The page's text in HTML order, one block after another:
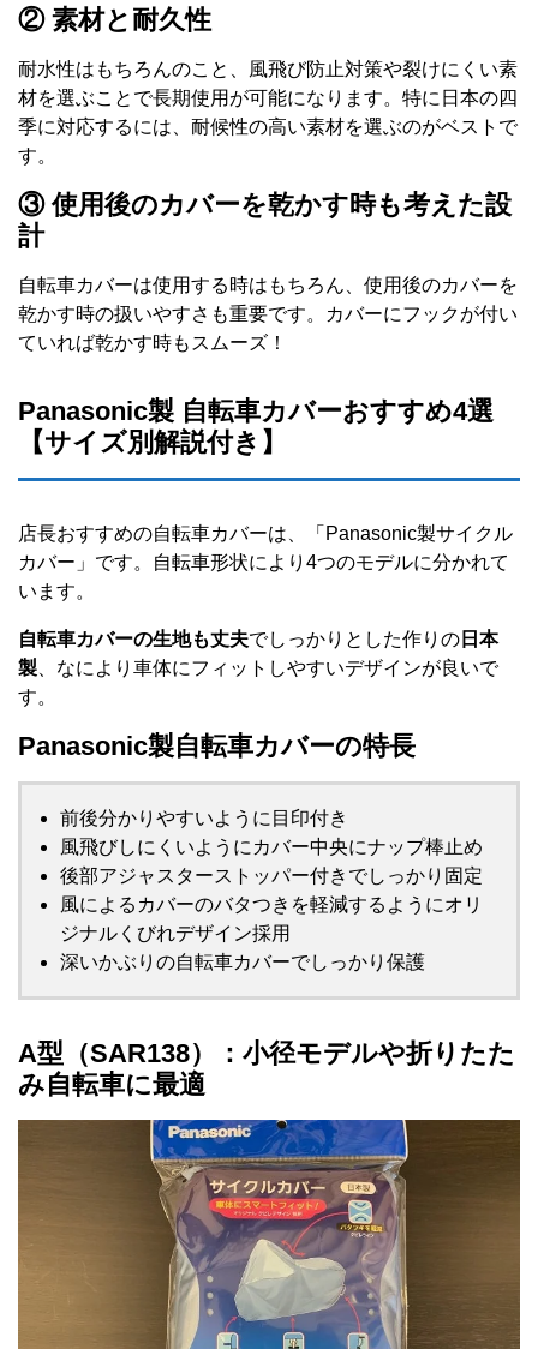
② 素材と耐久性
耐水性はもちろんのこと、風飛び防止対策や裂けにくい素
材を選ぶことで長期使用が可能になります。特に日本の四
季に対応するには、耐候性の高い素材を選ぶのがベストで
す。
③ 使用後のカバーを乾かす時も考えた設
計
自転車カバーは使用する時はもちろん、使用後のカバーを
乾かす時の扱いやすさも重要です。カバーにフックが付い
ていれば乾かす時もスムーズ！
Panasonic製 自転車カバーおすすめ4選
【サイズ別解説付き】
店長おすすめの自転車カバーは、「Panasonic製サイクル
カバー」です。自転車形状により4つのモデルに分かれて
います。
自転車カバーの生地も丈夫でしっかりとした作りの 日本
製 、なにより車体にフィットしやすいデザインが良いで
す。
Panasonic製自転車カバーの特長
前後分かりやすいように目印付き
風飛びしにくいようにカバー中央にナップ棒止め
後部アジャスターストッパー付きでしっかり固定
風によるカバーのバタつきを軽減するようにオリ
ジナルくびれデザイン採用
深いかぶりの自転車カバーでしっかり保護
A型（SAR138）：小径モデルや折りたた
み自転車に最適